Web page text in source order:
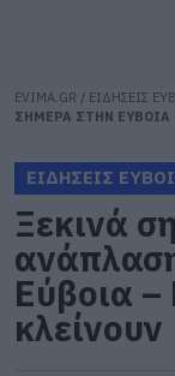
EVIMA.GR / ΕΙΔΗΣΕΙΣ
ΣΗΜΕΡΑ ΣΤΗΝ ΕΥΒΟΙΑ
ΕΙΔΗΣΕΙΣ
Ξεκινά
Εύβοια –
κλείνουν